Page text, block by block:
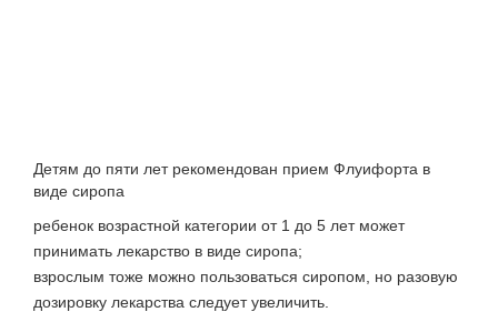
Детям до пяти лет рекомендован прием Флуифорта в
виде сиропа
ребенок возрастной категории от 1 до 5 лет может
принимать лекарство в виде сиропа;
взрослым тоже можно пользоваться сиропом, но разовую
дозировку лекарства следует увеличить.